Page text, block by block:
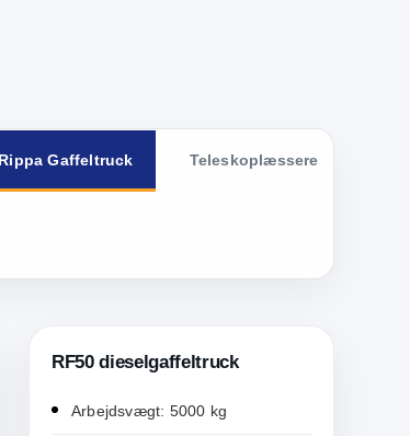
Rippa Gaffeltruck Teleskoplæssere
RF50 dieselgaffeltruck
Arbejdsvægt: 5000 kg